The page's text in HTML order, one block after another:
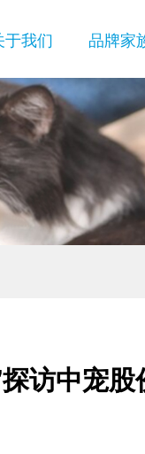
于我们 品牌家
企业文化 企业实力
TOPTREES领先
视频中心
基本信息 社会责任相
招聘岗位
廉正合规
访中宠